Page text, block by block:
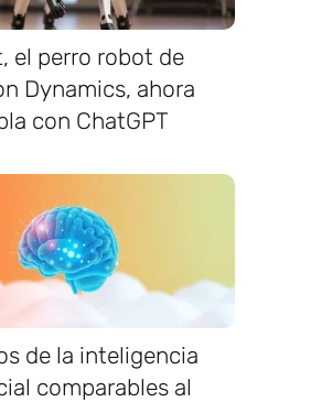
el perro robot de
Dynamics, ahora
con ChatGPT
de la inteligencia
comparables al